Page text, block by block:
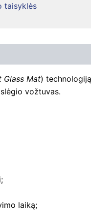
taisyklės
Glass Mat)
vožtuvas.
laiką;